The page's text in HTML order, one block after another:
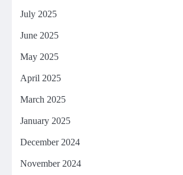
July 2025
June 2025
May 2025
April 2025
March 2025
January 2025
December 2024
November 2024